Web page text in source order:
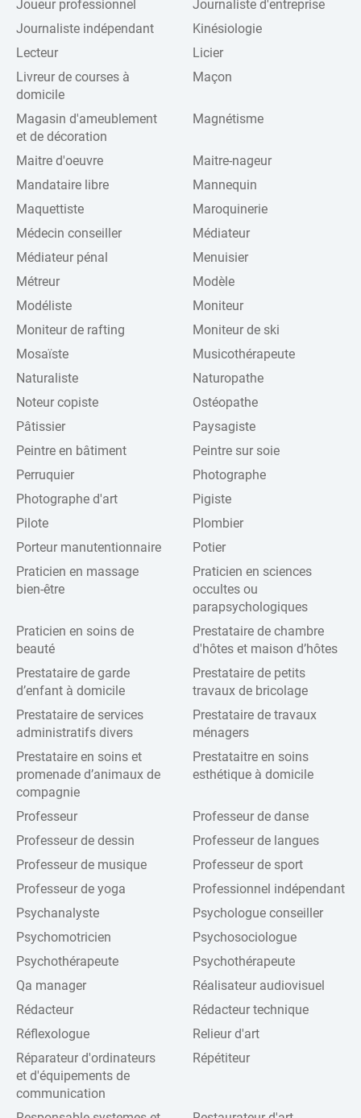
Joueur professionnel
Journaliste d'entreprise
Journaliste indépendant
Kinésiologie
Lecteur
Licier
Livreur de courses à
domicile
Maçon
Magasin d'ameublement
et de décoration
Magnétisme
Maitre d'oeuvre
Maitre-nageur
Mandataire libre
Mannequin
Maquettiste
Maroquinerie
Médecin conseiller
Médiateur
Médiateur pénal
Menuisier
Métreur
Modèle
Modéliste
Moniteur
Moniteur de rafting
Moniteur de ski
Mosaïste
Musicothérapeute
Naturaliste
Naturopathe
Noteur copiste
Ostéopathe
Pâtissier
Paysagiste
Peintre en bâtiment
Peintre sur soie
Perruquier
Photographe
Photographe d'art
Pigiste
Pilote
Plombier
Porteur manutentionnaire
Potier
Praticien en massage
bien-être
Praticien en sciences
occultes ou
parapsychologiques
Praticien en soins de
beauté
Prestataire de chambre
d'hôtes et maison d’hôtes
Prestataire de garde
d’enfant à domicile
Prestataire de petits
travaux de bricolage
Prestataire de services
administratifs divers
Prestataire de travaux
ménagers
Prestataire en soins et
promenade d’animaux de
compagnie
Prestataitre en soins
esthétique à domicile
Professeur
Professeur de danse
Professeur de dessin
Professeur de langues
Professeur de musique
Professeur de sport
Professeur de yoga
Professionnel indépendant
Psychanalyste
Psychologue conseiller
Psychomotricien
Psychosociologue
Psychothérapeute
Psychothérapeute
Qa manager
Réalisateur audiovisuel
Rédacteur
Rédacteur technique
Réflexologue
Relieur d'art
Réparateur d'ordinateurs
et d'équipements de
communication
Répétiteur